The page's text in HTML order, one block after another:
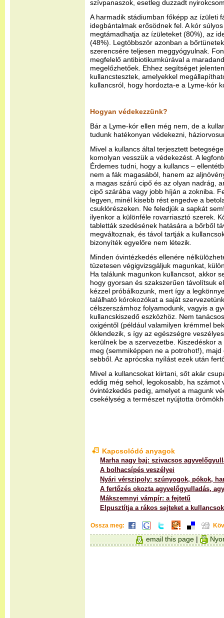
szívpanaszok, esetleg duzzadt
A harmadik stádiumban főképp az ízületi
idegbántalmak erősödnek fel. A kór
megtámadhatja az ízületeket (80%), az
(48%). Legtöbbször azonban a
szerencsére teljesen meggyógyulnak.
megfelelő antibiotikumkúrával a
megelőzhetőek. Ehhez segítséget
kullancstesztek, amelyekkel
kullancsról, hogy hordozta-e a Lyme-kór
Hogyan védekezzünk?
Bár a Lyme-kór ellen még nem, de a
tudunk hatékonyan védekezni,
Mivel a kullancs által terjesztett
komolyan vesszük a védekezést. A
Érdemes tudni, hogy a kullancs –
nem a fák magasából, hanem az
a magas szárú cipő és az olyan nadrág,
cipő szárába vagy jobb híján a zokniba.
legyen, minél kisebb rést engedve a
csuklórészeken. Ne feledjük a sapkát
ilyenkor a különféle rovarriasztó szerek.
tabletták szedésének hatására a bőrből
megváltoznak, és távol tartják a
bizonyíték egyelőre nem létezik.
Minden óvintézkedés ellenére
tüzetesen végigvizsgáljuk magunkat,
Ha találunk magunkon kullancsot, akkor
hogy gyorsan és szakszerűen távolítsuk
kézzel próbálkozunk, mert így a
található kórokozókat a saját
célszerszámhoz folyamodunk, vagyis a
kullancskiszedő eszközhöz. Nem
oxigéntől (például valamilyen krémmel
öklendezik, s így az egészségre
kerülnek be a szervezetbe. Kiszedéskor
meg (semmiképpen ne a potrohot!),
sebből. Az aprócska nyílást ezek után
Mivel a kullancsokat kiirtani, sőt akár
eddig még sehol, legokosabb, ha számot
óvintézkedés pedig, amelyet a magunk
csekélység a természet nyújtotta
Kapcsolódó anyagok
Marha nagy baj: szivacsos
A bolhacsípés veszélyei
Nyári vérszipoly: szúnyogok, pókok,
A fertőzés okozta agyvelőgyulladás,
Mákszemnyi vámpír: a fejtetű
Elpusztítja a rákos sejteket a
Ossza meg:
email this page|